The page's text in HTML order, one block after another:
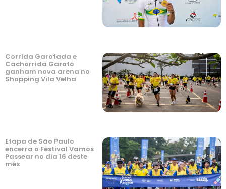
Corrida Garotada e
Cachorrida Garoto
ganham nova arena no
Shopping Vila Velha
Etapa de São Paulo
encerra o Festival Vamos
Passear no dia 16 deste
mês